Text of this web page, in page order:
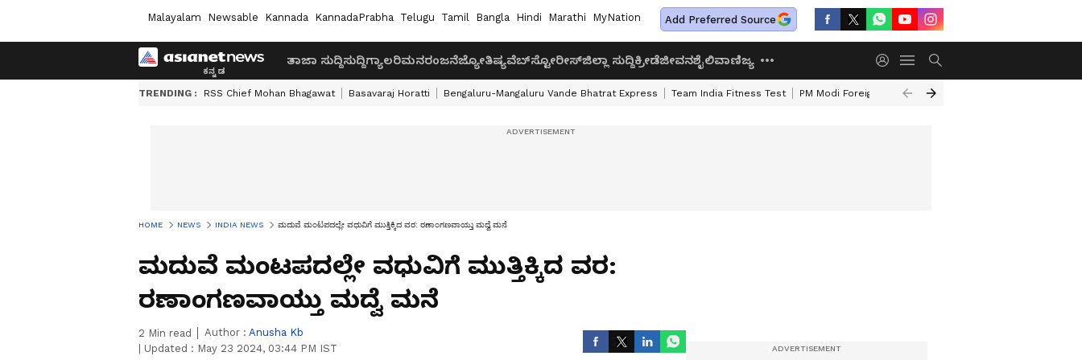
Malayalam Newsable Kannada KannadaPrabha Telugu Tamil Bangla Hindi Marathi MyNation Add Preferred Source
ತಾಜಾ ಸುದ್ದಿಸುದ್ದಿಗ್ಯಾಲರಿಮನರಂಜನೆಜ್ಯೋತಿಷ್ಯವೆಬ್‌ಸ್ಟೋರೀಸ್ಜಿಲ್ಲಾ ಸುದ್ದಿಕ್ರೀಡೆಜೀವನಶೈಲಿವಾಣಿಜ್ಯ
TRENDING : RSS Chief Mohan Bhagawat Basavaraj Horatti Bengaluru-Mangaluru Vande Bhatrat Express Team India Fitness Test PM Modi Foreign Travel Expenditure
HOME NEWS INDIA NEWS ಮದುವೆ ಮಂಟಪದಲ್ಲೇ ವಧುವಿಗೆ ಮುತ್ತಿಕ್ಕಿದ ವರ: ರಣಾಂಗಣವಾಯ್ತು ಮದ್ವೆ ಮನೆ
ಮದುವೆ ಮಂಟಪದಲ್ಲೇ ವಧುವಿಗೆ ಮುತ್ತಿಕ್ಕಿದ ವರ:
ರಣಾಂಗಣವಾಯ್ತು ಮದ್ವೆ ಮನೆ
2 Min read Author : Anusha Kb
Updated : May 23 2024, 03:44 PM IST